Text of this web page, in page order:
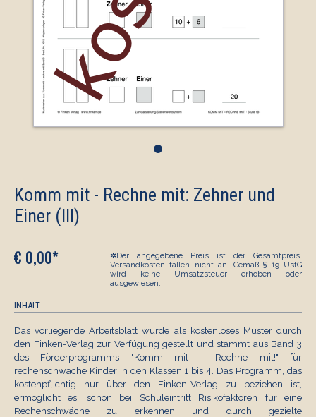
•
Komm mit - Rechne mit: Zehner und
Einer (III)
€ 0,00*
✲Der angegebene Preis ist der Gesamtpreis.
Versandkosten fallen nicht an. Gemäß § 19 UstG
wird keine Umsatzsteuer erhoben oder
ausgewiesen.
INHALT
Das vorliegende Arbeitsblatt wurde als kostenloses Muster durch
den Finken-Verlag zur Verfügung gestellt und stammt aus Band 3
des Förderprogramms "Komm mit - Rechne mit!" für
rechenschwache Kinder in den Klassen 1 bis 4. Das Programm, das
kostenpflichtig nur über den Finken-Verlag zu beziehen ist,
ermöglicht es, schon bei Schuleintritt Risikofaktoren für eine
Rechenschwäche zu erkennen und durch gezielte